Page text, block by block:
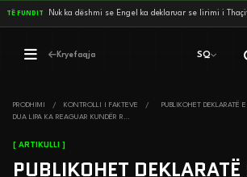
TË FUNDIT N u k ka d ës h m i se Eng e ka d ek a rua r se i ri m i i haçi
Kryefaqja SQ
PRODHIMI / KONTROLLI I FAKTEVE /
PUBLIKOHET DEKLARATË
DUA LIPA KA REAGUAR KUNDËR R…
[ ARTIKULLI ]
PUBLIKOHET DEKLARATË